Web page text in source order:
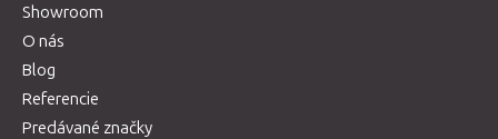
Showroom
O nás
Blog
Referencie
Predávané značky